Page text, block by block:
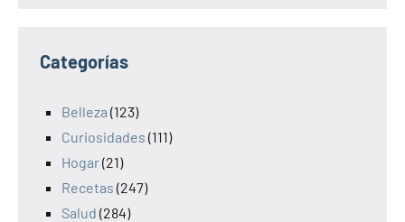
Categorías
Belleza (123)
Curiosidades (111)
Hogar(21)
Recetas (247)
Salud (284)